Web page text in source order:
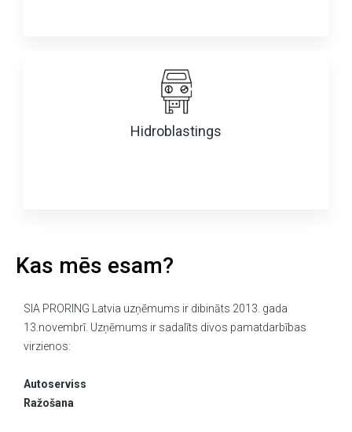
Hidroblastings
Kas mēs esam?
SIA PRORING Latvia uzņēmums ir dibināts 2013. gada
13.novembrī. Uzņēmums ir sadalīts divos pamatdarbības
virzienos:
Autoserviss
Ražošana